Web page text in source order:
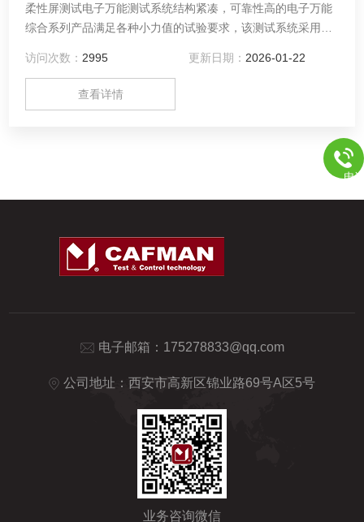
柔性屏测试电子万能测试系统结构紧凑，可靠性高的电子万能
综合系列产品满足各种小力值的试验要求，该测试系统采用高
控等丰富且不断增加的试验方法标准库以及各种各样的附件使
得本系统在非常广泛的材料领域范围内得以应用。
访问次数： 2995 更新日期： 2026-01-22
查看详情
电子邮箱： 175278833@qq.com
公司地址：西安市高新区锦业路69号A区5号
业务咨询微信
电